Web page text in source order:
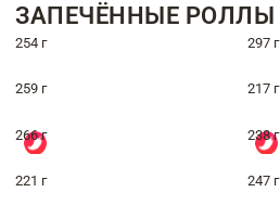
ЗАПЕЧЁННЫЕ РОЛЛЫ
254 г 297 г
259 г 217 г
266 г 238 г
221 г 247 г